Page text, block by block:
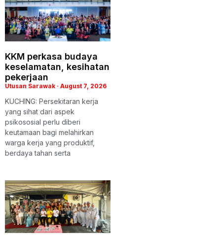
KKM perkasa budaya
keselamatan, kesihatan
pekerjaan
Utusan Sarawak August 7, 2026
KUCHING: Persekitaran kerja
yang sihat dari aspek
psikososial perlu diberi
keutamaan bagi melahirkan
warga kerja yang produktif,
berdaya tahan serta